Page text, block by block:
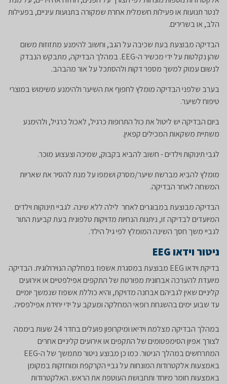
לנטר תנועות או פעילות חשמלית אחרת שמקורה בתנועות עיניים, בפעילות
הלב, או בשרירים.
הבדיקה מבוצעת בעת שכיבה על הגב, וחשוב להימנע מתזוזות משום
שהן נקלטות על ידי מכשיר ה-EEG. במהלך הבדיקה, מתבקש הנבדק
לנשום עמוק למשך מספר דקות ולהסתכל על אור מהבהב.
בערב שלפני הבדיקה מומלץ לחפוף את השיער ולהימנע משימוש במוצרי
טיפוח לשיער.
ביום הבדיקה יש ליטול את כול התרופות כרגיל, לאכול כרגיל, ולהימנע
משתיית משקאות המכילים קפאין.
לגבי תינוקות וילדים - חשוב להביא בקבוק, שמיכה וצעצוע מוכר.
מומלץ להביא מברשת שיער/מסרק ושמפו על מנת להסיר את שאריות
המשחה לאחר הבדיקה.
הבדיקה מבוצעת במבוגרים לאחר לילה ללא שינה. לגביי תינוקות וילדים
המיועדים לבדיקה זו, ניתנות הנחיות מדויקות טלפונית בעת קביעת התור
לגביי משך חסך השינה המומלץ לפי גיל הילד.
ניטור וידאוEEG
בדיקת וידאו EEG מבוצעת במסגרת אשפוז במחלקה הנוירולוגית. הבדיקה
מיועדת להערכה אבחונית מפורטת של התקפים אפילפטיים או אירועים
קליניים שאין לגביהם אבחנה מדויקת, והיא כוללת אשפוז שנמשך יומיים
עד שבוע ימים בהשגחת רופאי המחלקה ומעקב על ידי יחידת אפילפסיה.
במהלך הבדיקה מצלמת וידיאו ומיקרופון פועלים בחדר 24 שעות ביממה
לצורך אפיון הסימפטומים של התקפים או אירועים קליניים אחרים
המתרחשים במהלך הניטור. כמו כן מבוצע ניטור מתמשך של ה-EEG
באמצעות אלקטרודות המונחות על גביי הקרקפת ומוחזקות במקומן
באמצעות חומר מיוחד ותחבושת העוטפת את הראש. האלקטרודות